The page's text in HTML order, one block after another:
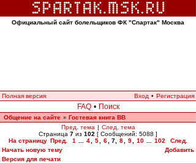
Официальный сайт болельщиков ФК "Спартак" Москва
Полная версия Вход • Регистрация
FAQ • Поиск
Общение на сайте » Гостевая книга ВВ
Пред. тема | След. тема
Страница 7 из 102 [ Сообщений: 5088 ]
На страницу Пред. 1 4 5 6 7 8 9 10 102
След.
Начать новую тему
Добавить
Версия для печати